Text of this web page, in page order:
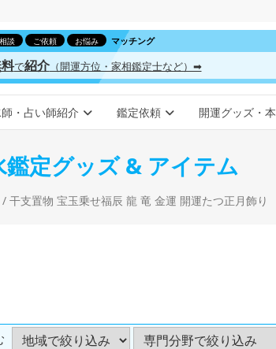
談 ご依頼 お悩み マッチング
で紹介（開運方位・家相鑑定士など）➡
・占い師紹介 鑑定依頼 開運グッズ・本
鑑定グッズ & アイテム
/ 干支置物 宝玉乗せ福辰 龍 竜 金運 開運たつ正月飾り